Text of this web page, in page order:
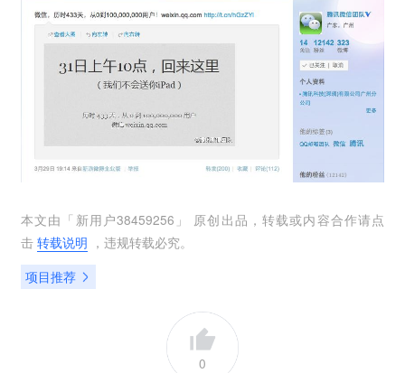
本文由「 新用户38459256 」 原创出品，转载或内容合作请点
击 转载说明 ，违规转载必究。
项目推荐
0